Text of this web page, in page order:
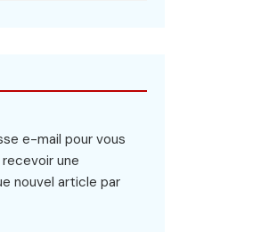
e-mail pour vous
une
nouvel article par